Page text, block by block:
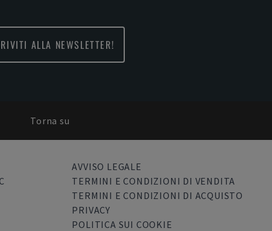
ALLA NEWSLETTER!
Torna su
AVVISO LEGALE
TERMINI E CONDIZIONI DI VENDITA
TERMINI E CONDIZIONI DI ACQUISTO
PRIVACY
POLITICA SUI COOKIE